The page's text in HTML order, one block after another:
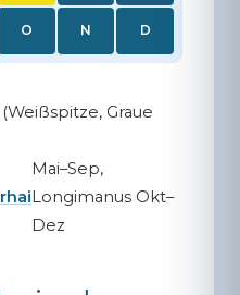
O N D
Graue
Mai–Sep,
Longimanus Okt–
Dez